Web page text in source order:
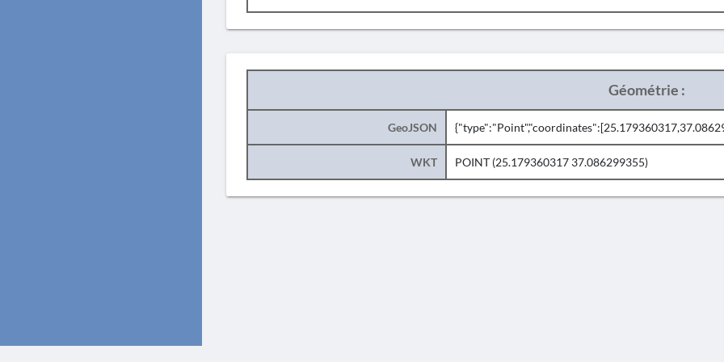
Géométrie :
GeoJSON
WKT POINT (25.179360317 37.086299355)